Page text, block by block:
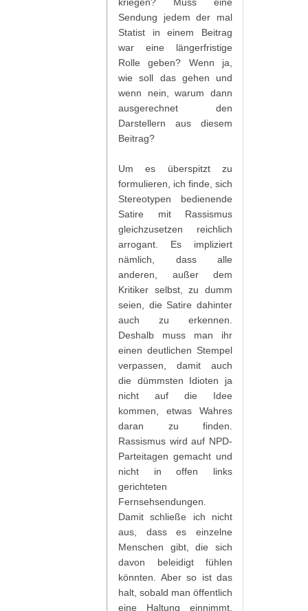
Sendung jedem der mal
Statist in einem Beitrag
war eine längerfristige
Rolle geben? Wenn ja,
wie soll das gehen und
wenn nein, warum dann
ausgerechnet den
Darstellern aus diesem
Beitrag?
Um es überspitzt zu
formulieren, ich finde, sich
Stereotypen bedienende
Satire mit Rassismus
gleichzusetzen reichlich
arrogant. Es impliziert
nämlich, dass alle
anderen, außer dem
Kritiker selbst, zu dumm
seien, die Satire dahinter
auch zu erkennen.
Deshalb muss man ihr
einen deutlichen Stempel
verpassen, damit auch
die dümmsten Idioten ja
nicht auf die Idee
kommen, etwas Wahres
daran zu finden.
Rassismus wird auf NPD-
Parteitagen gemacht und
nicht in offen links
gerichteten
Fernsehsendungen.
Damit schließe ich nicht
aus, dass es einzelne
Menschen gibt, die sich
davon beleidigt fühlen
könnten. Aber so ist das
halt, sobald man öffentlich
eine Haltung einnimmt,